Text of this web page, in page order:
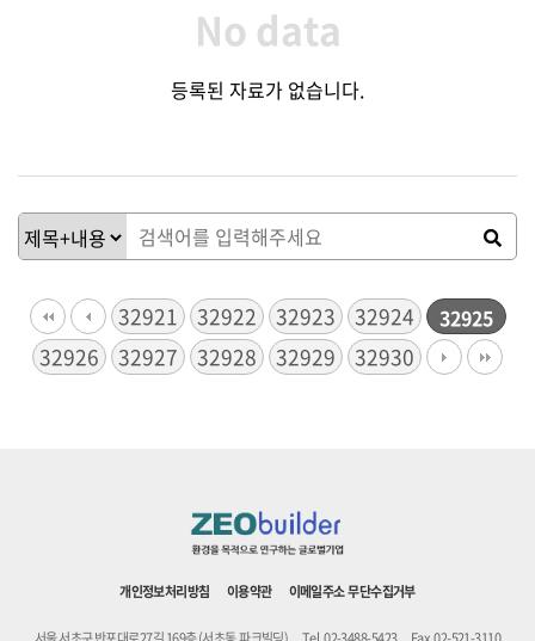
No data
등록된 자료가 없습니다.
32921 32922 32923 32924 32925
32926 32927 32928 32929 32930
개인정보처리방침 이용약관 이메일주소 무단수집거부